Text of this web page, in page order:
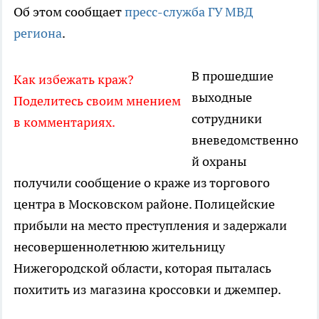
Об этом сообщаетпресс-служба ГУ МВД
региона.
Как избежать краж?
Поделитесь своим мнением
в комментариях.
В прошедшие
выходные
сотрудники
вневедомственно
й охраны
получили сообщение о краже из торгового
центра в Московском районе. Полицейские
прибыли на место преступления и задержали
несовершеннолетнюю жительницу
Нижегородской области, которая пыталась
похитить из магазина кроссовки и джемпер.